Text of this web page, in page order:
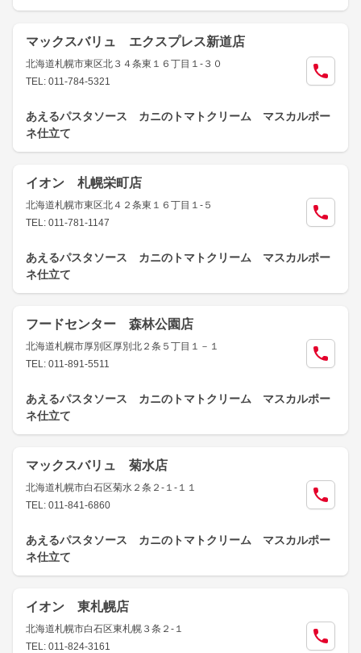
マックスバリュ エクスプレス新道店
北海道札幌市東区北３４条東１６丁目１-３０
TEL: 011-784-5321
あえるパスタソース カニのトマトクリーム マスカルポー
ネ仕立て
イオン 札幌栄町店
北海道札幌市東区北４２条東１６丁目１-５
TEL: 011-781-1147
あえるパスタソース カニのトマトクリーム マスカルポー
ネ仕立て
フードセンター 森林公園店
北海道札幌市厚別区厚別北２条５丁目１－１
TEL: 011-891-5511
あえるパスタソース カニのトマトクリーム マスカルポー
ネ仕立て
マックスバリュ 菊水店
北海道札幌市白石区菊水２条２-１-１１
TEL: 011-841-6860
あえるパスタソース カニのトマトクリーム マスカルポー
ネ仕立て
イオン 東札幌店
北海道札幌市白石区東札幌３条２-１
TEL: 011-824-3161